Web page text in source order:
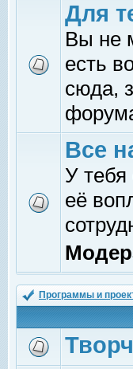
Для
Вы не
есть
сюда,
Все
У тебя
её
Программы и